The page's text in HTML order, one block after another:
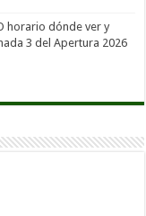
horario dónde ver y
3 del Apertura 2026